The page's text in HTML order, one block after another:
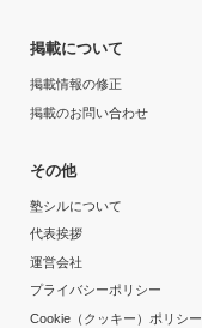
掲載について
掲載情報の修正
掲載のお問い合わせ
その他
塾シルについて
代表挨拶
運営会社
プライバシーポリシー
Cookie（クッキー）ポリシー